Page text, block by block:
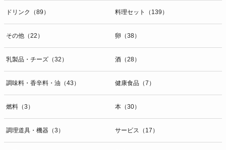
ドリンク（89） 料理セット（139）
その他（22） 卵（38）
乳製品・チーズ（32） 酒（28）
調味料・香辛料・油（43） 健康食品（7）
燃料（3） 本（30）
調理道具・機器（3） サービス（17）